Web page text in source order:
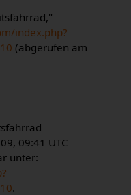
index.php?
(abgerufen am
09:41 UTC
unter:
.